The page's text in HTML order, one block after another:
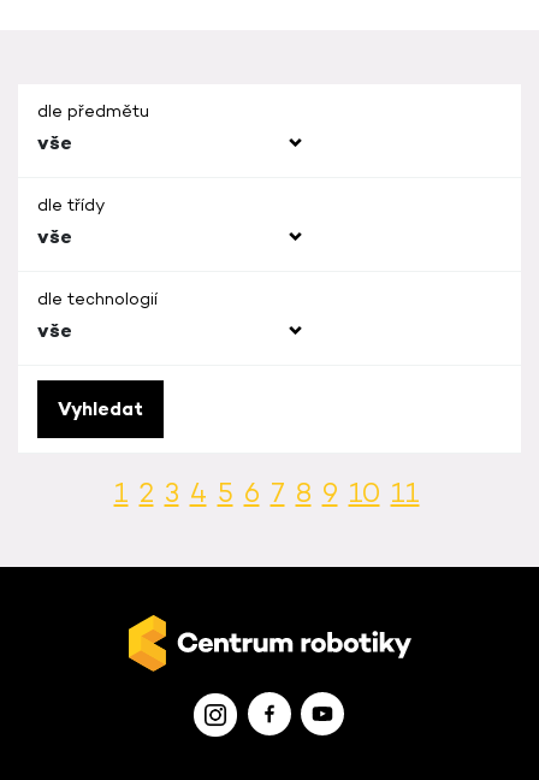
dle předmětu
vše
dle třídy
vše
dle technologií
vše
Vyhledat
1 2 3 4 5 6 7 8 9 10 11